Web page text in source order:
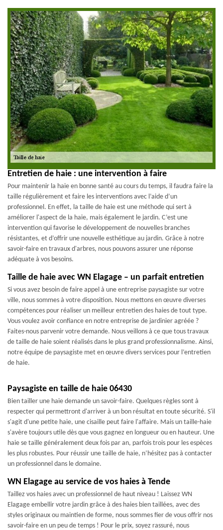
Entretien de haie : une intervention à faire
Pour maintenir la haie en bonne santé au cours du temps, il faudra faire la
taille régulièrement et faire les interventions avec l’aide d’un
professionnel. En effet, la taille de haie est une méthode qui sert à
améliorer l'aspect de la haie, mais également le jardin. C’est une
intervention qui favorise le développement de nouvelles branches
résistantes, et d’offrir une nouvelle esthétique au jardin. Grâce à notre
savoir-faire en travaux d'arbres, nous pouvons assurer une réponse
adéquate à vos besoins.
Taille de haie avec WN Elagage – un parfait entretien
Si vous avez besoin de faire appel à une entreprise paysagiste sur votre
ville, nous sommes à votre disposition. Nous mettons en œuvre diverses
compétences pour réaliser un meilleur entretien des haies de tout type.
Vous voulez avoir confiance en notre entreprise de jardinier agréée ?
Faites-nous parvenir votre demande. Nous veillons à ce que tous travaux
de taille de haie soient réalisés dans le plus grand professionnalisme. Ainsi,
notre équipe de paysagiste met en œuvre divers services pour l’entretien
de haie.
Paysagiste en taille de haie 06430
Bien tailler une haie demande un savoir-faire. Quelques règles sont à
respecter qui permettront d'arriver à un bon résultat en toute sécurité. S'il
s'agit d'une petite haie, une cisaille peut faire l'affaire. Mais un taille-haie
s'avère toujours utile dès que vous gagnez en longueur ou en hauteur. Une
haie se taille généralement deux fois par an, parfois trois pour les espèces
les plus robustes. Pour réussir une taille de haie, n’hésitez pas à contacter
un professionnel dans le domaine.
WN Elagage au service de vos haies à Tende
Taillez vos haies avec un professionnel de haut niveau ! Laissez WN
Elagage embellir votre jardin grâce à des haies bien taillées, avec des
styles originaux ou maintien de forme, nous sommes fier de vous offrir nos
savoir-faire en un peu de temps ! Pour le prix, soyez rassuré, nous